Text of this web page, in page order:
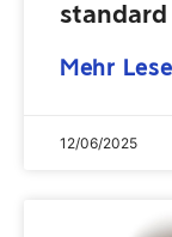
Mehr
12/06/2025